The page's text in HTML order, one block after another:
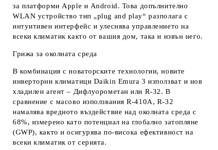
за платформи Apple и Android. Това допълнително
WLAN устройство тип „plug and play“ разполага с
интуитивен интерфейс и улеснява управлението на
всеки климатик както от вашия дом, така и извън него.
Грижа за околната среда
В комбинация с новаторските технологии, новите
инверторни климатици Daikin Emura 3 използват и нов
хладилен агент – Дифлуорометан или R-32. В
сравнение с масово използвания R-410A, R-32
намалява вредното въздействие над околната среда с
68%, измерено като потенциал на глобално затопляне
(GWP), както и осигурява по-висока ефективност на
всеки климатик от серията.